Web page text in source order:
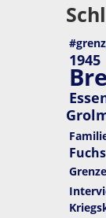
1945
Fuchs
Grenze